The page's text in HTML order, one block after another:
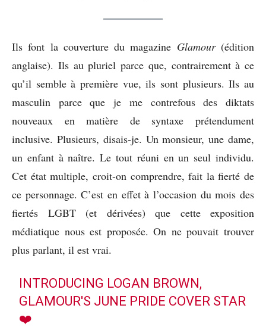
Ils font la couverture du magazine Glamour(édition
anglaise). Ils au pluriel parce que, contrairement à ce
qu’il semble à première vue, ils sont plusieurs. Ils au
masculin parce que je me contrefous des diktats
nouveaux en matière de syntaxe prétendument
inclusive. Plusieurs, disais-je. Un monsieur, une dame,
un enfant à naître. Le tout réuni en un seul individu.
Cet état multiple, croit-on comprendre, fait la fierté de
ce personnage. C’est en effet à l’occasion du mois des
fiertés LGBT (et dérivées) que cette exposition
médiatique nous est proposée. On ne pouvait trouver
plus parlant, il est vrai.
INTRODUCING LOGAN BROWN,
GLAMOUR'S JUNE PRIDE COVER STAR
❤️